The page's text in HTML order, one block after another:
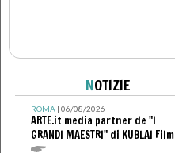
NOTIZIE
ROMA| 06/08/2026
ARTE.it media partner de "I
GRANDI MAESTRI" di KUBLAI Film